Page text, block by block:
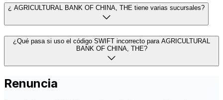
¿ AGRICULTURAL BANK OF CHINA, THE tiene varias sucursales?
¿Qué pasa si uso el código SWIFT incorrecto para AGRICULTURAL
BANK OF CHINA, THE?
Renuncia